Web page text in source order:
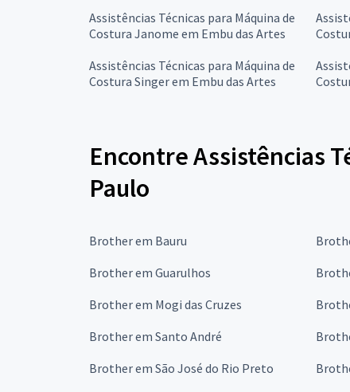
Assistências Técnicas para Máquina de
Costura Janome em Embu das Artes
Assistências Técnicas para Máquina de
Costura Singer em Embu das Artes
Encontre Assistências
Paulo
Brother em Bauru
Brother em Guarulhos
Brother em Mogi das Cruzes
Brother em Santo André
Brother em São José do Rio Preto